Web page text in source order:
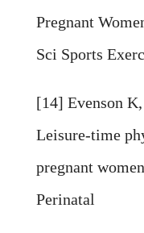
Pregnant
Sci Sports
[14] Evenson
Leisure-time
pregnant
Perinatal